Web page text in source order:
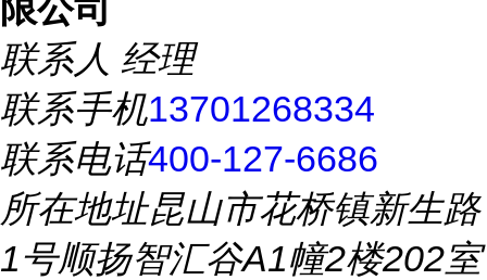
限公司
联系人 经理
联系手机13701268334
联系电话400-127-6686
所在地址昆山市花桥镇新生路
1号顺扬智汇谷A1幢2楼202室